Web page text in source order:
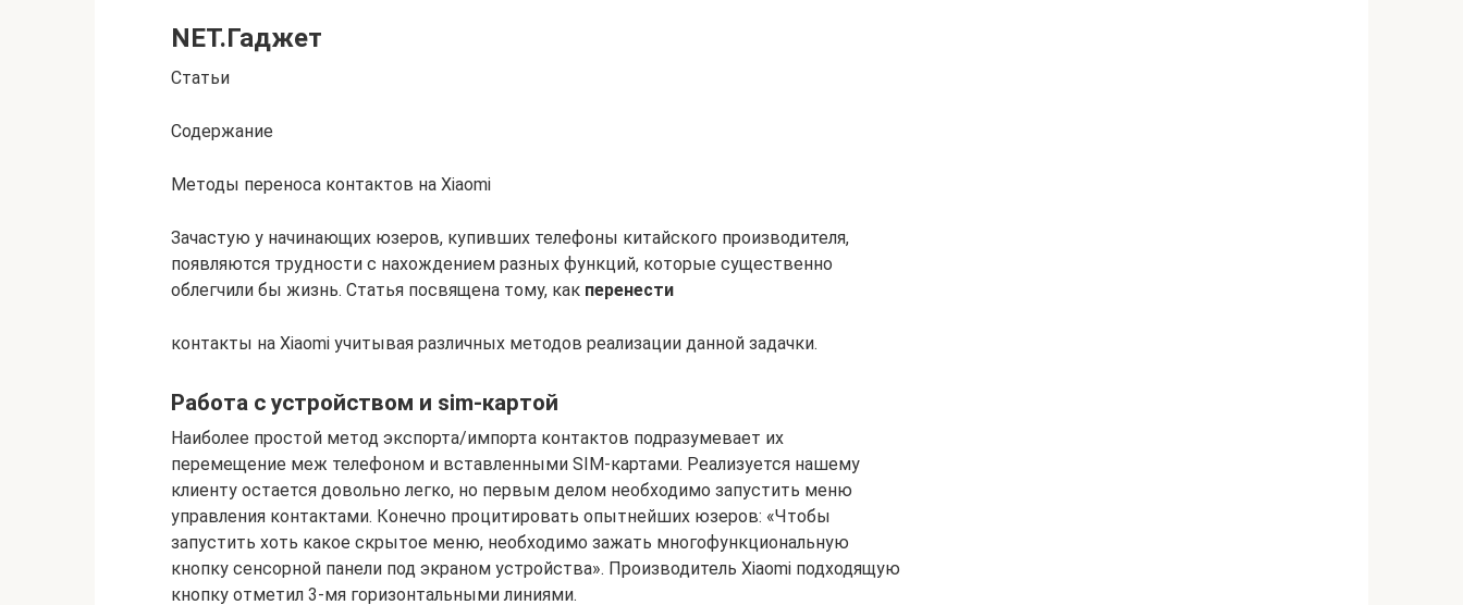
NET.Гаджет
Статьи
Содержание
Методы переноса контактов на Xiaomi
Зачастую у начинающих юзеров, купивших телефоны китайского производителя,
появляются трудности с нахождением разных функций, которые существенно
облегчили бы жизнь. Статья посвящена тому, как перенести
контакты на Xiaomi учитывая различных методов реализации данной задачки.
Работа с устройством и sim-картой
Наиболее простой метод экспорта/импорта контактов подразумевает их
перемещение меж телефоном и вставленными SIM-картами. Реализуется нашему
клиенту остается довольно легко, но первым делом необходимо запустить меню
управления контактами. Конечно процитировать опытнейших юзеров: «Чтобы
запустить хоть какое скрытое меню, необходимо зажать многофункциональную
кнопку сенсорной панели под экраном устройства». Производитель Xiaomi подходящую
кнопку отметил 3-мя горизонтальными линиями.